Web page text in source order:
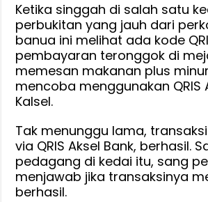
Ketika singgah di salah satu
perbukitan yang jauh dari
banua ini melihat ada kode
pembayaran teronggok di
memesan makanan plus
mencoba menggunakan QRIS
Kalsel.
Tak menunggu lama,
via QRIS Aksel Bank, berhasil.
pedagang di kedai itu, sang
menjawab jika transaksinya
berhasil.